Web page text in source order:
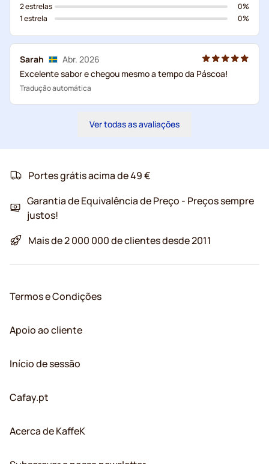
2 estrelas
1 estrela
0%
0%
Sarah
Abr. 2026
Excelente sabor e chegou mesmo a tempo da Páscoa!
Tradução automática
Ver todas as avaliações
Portes grátis acima de 49 €
Garantia de Equivalência de Preço - Preços sempre
justos!
Mais de 2 000 000 de clientes desde 2011
Termos e Condições
Apoio ao cliente
Início de sessão
Cafay.pt
Acerca de KaffeK